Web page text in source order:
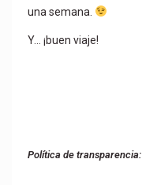
una semana.
Y… ¡buen viaje!
Política de transparencia: